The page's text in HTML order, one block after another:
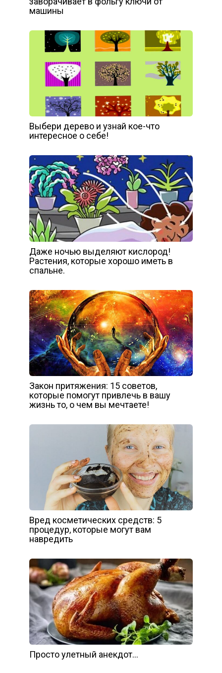
машины
Выбери дерево и узнай кое-что
интересное о себе!
Даже ночью выделяют кислород!
Растения, которые хорошо иметь в
спальне.
Закон притяжения: 15 советов,
которые помогут привлечь в вашу
жизнь то, о чем вы мечтаете!
Вред косметических средств: 5
процедур, которые могут вам
навредить
Просто улетный анекдот…